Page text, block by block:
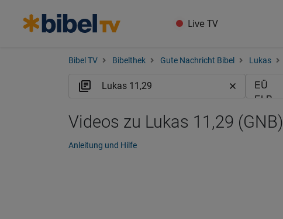
Live TV
Bibel TV Bibelthek Gute Nachricht Bibel Lukas
Videos zu Lukas 11,29 (GNB)
Anleitung und Hilfe